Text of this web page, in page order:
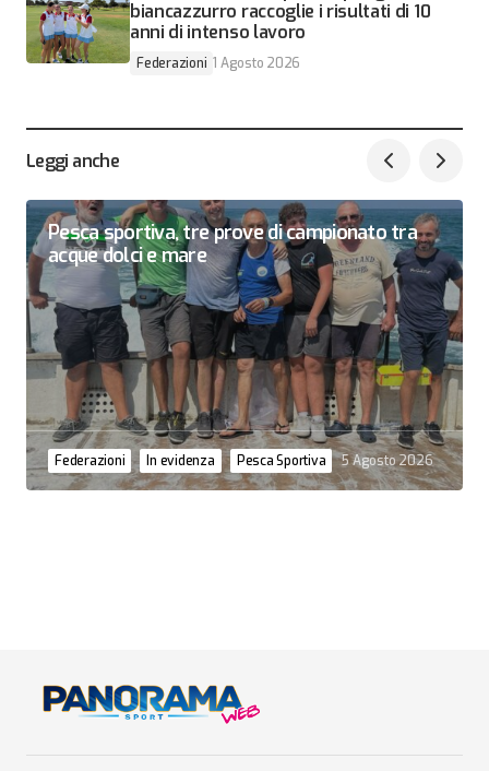
biancazzurro raccoglie i risultati di 10
anni di intenso lavoro
Federazioni 1 Agosto 2026
Leggi anche
Pesca sportiva, tre prove di campionato tra
acque dolci e mare
Federazioni In evidenza Pesca Sportiva 5 Agosto 2026